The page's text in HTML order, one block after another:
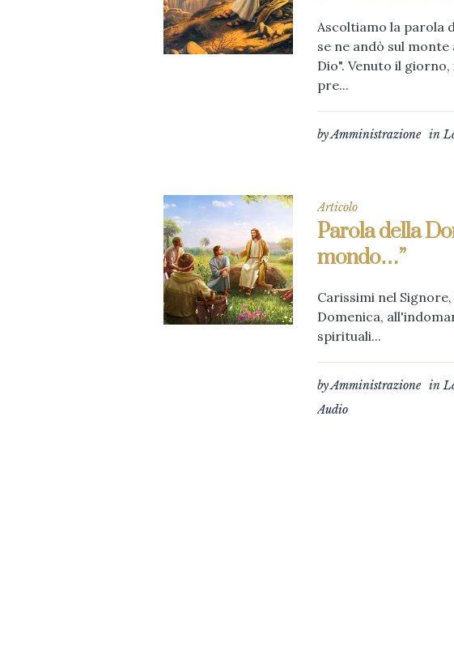
Ascoltiamo la parola
se ne andò sul
Dio". Venuto il
pre...
byAmministrazione in
Articolo
Parola della
mondo…”
Carissimi nel
Domenica,
spirituali...
byAmministrazione in
Audio